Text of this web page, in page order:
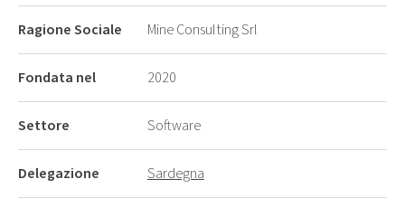
Ragione Sociale Mine Consulting Srl
Fondata nel 2020
Settore Software
Delegazione Sardegna